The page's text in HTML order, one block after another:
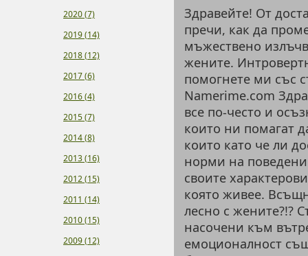
2020 (7)
2019 (14)
2018 (12)
2017 (6)
2016 (4)
2015 (7)
2014 (8)
2013 (16)
2012 (15)
2011 (14)
2010 (15)
2009 (12)
Здравейте! От
пречи, как да
мъжествено
жените.
помогнете ми със
Namerime.com
все по-често и
които ни помагат
които като че ли
норми на
своите
която живее.
лесно с жените?!?
насочени към
емоционалност